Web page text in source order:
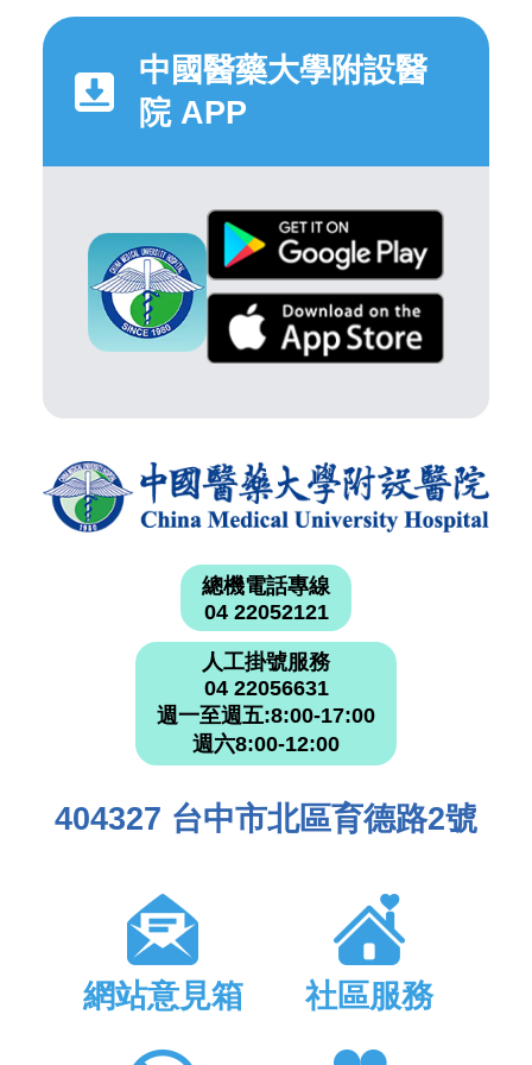
中國醫藥大學附設醫
院 APP
總機電話專線
04 22052121
人工掛號服務
04 22056631
週一至週五:8:00-17:00
週六8:00-12:00
404327 台中市北區育德路2號
網站意見箱 社區服務